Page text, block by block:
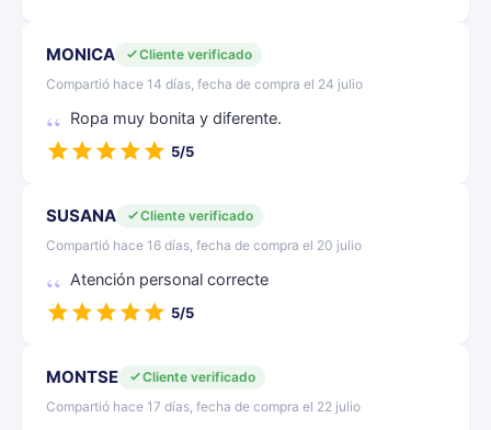
MONICA
Cliente verificado
Compartió hace 14 días, fecha de compra el 24 julio
Ropa muy bonita y diferente.
5/5
SUSANA
Cliente verificado
Compartió hace 16 días, fecha de compra el 20 julio
Atención personal correcte
5/5
MONTSE
Cliente verificado
Compartió hace 17 días, fecha de compra el 22 julio